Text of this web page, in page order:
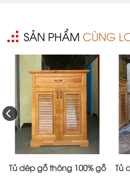
SẢN PHẨM CÙNG
Tủ dép gỗ thông 100% gỗ
Tủ